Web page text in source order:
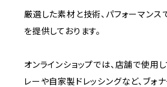
厳選した素材と技術、パフォーマン
を提供しております。
オンラインショップでは、店舗で使用
レーや自家製ドレッシングなど、ブォ